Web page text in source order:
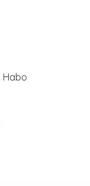
Habo